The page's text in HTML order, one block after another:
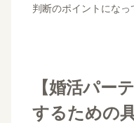
判断のポイントになっ
【婚活パー
するための